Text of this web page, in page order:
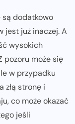
są dodatkowo
jest już inaczej. A
wysokich
pozoru może się
w przypadku
złą stronę i
co może okazać
jeśli